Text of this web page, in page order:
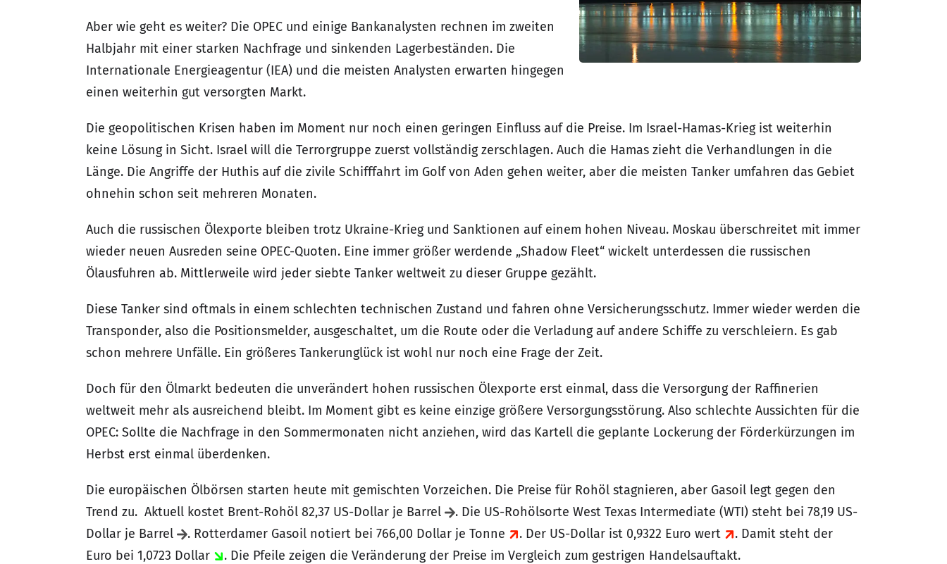
Aber wie geht es weiter? Die OPEC und einige Bankanalysten rechnen im zweiten
Halbjahr mit einer starken Nachfrage und sinkenden Lagerbeständen. Die
Internationale Energieagentur (IEA) und die meisten Analysten erwarten hingegen
einen weiterhin gut versorgten Markt.
Die geopolitischen Krisen haben im Moment nur noch einen geringen Einfluss auf die Preise. Im Israel-Hamas-Krieg ist weiterhin
keine Lösung in Sicht. Israel will die Terrorgruppe zuerst vollständig zerschlagen. Auch die Hamas zieht die Verhandlungen in die
Länge. Die Angriffe der Huthis auf die zivile Schifffahrt im Golf von Aden gehen weiter, aber die meisten Tanker umfahren das Gebiet
ohnehin schon seit mehreren Monaten.
Auch die russischen Ölexporte bleiben trotz Ukraine-Krieg und Sanktionen auf einem hohen Niveau. Moskau überschreitet mit immer
wieder neuen Ausreden seine OPEC-Quoten. Eine immer größer werdende „Shadow Fleet“ wickelt unterdessen die russischen
Ölausfuhren ab. Mittlerweile wird jeder siebte Tanker weltweit zu dieser Gruppe gezählt.
Diese Tanker sind oftmals in einem schlechten technischen Zustand und fahren ohne Versicherungsschutz. Immer wieder werden die
Transponder, also die Positionsmelder, ausgeschaltet, um die Route oder die Verladung auf andere Schiffe zu verschleiern. Es gab
schon mehrere Unfälle. Ein größeres Tankerunglück ist wohl nur noch eine Frage der Zeit.
Doch für den Ölmarkt bedeuten die unverändert hohen russischen Ölexporte erst einmal, dass die Versorgung der Raffinerien
weltweit mehr als ausreichend bleibt. Im Moment gibt es keine einzige größere Versorgungsstörung. Also schlechte Aussichten für die
OPEC: Sollte die Nachfrage in den Sommermonaten nicht anziehen, wird das Kartell die geplante Lockerung der Förderkürzungen im
Herbst erst einmal überdenken.
Die europäischen Ölbörsen starten heute mit gemischten Vorzeichen. Die Preise für Rohöl stagnieren, aber Gasoil legt gegen den
Trend zu. Aktuell kostet Brent-Rohöl 82,37 US-Dollar je Barrel
. Die US-Rohölsorte West Texas Intermediate (WTI) steht bei 78,19 US-
Dollar je Barrel
. Rotterdamer Gasoil notiert bei 766,00 Dollar je Tonne . Der US-Dollar ist 0,9322 Euro wert
. Damit steht der
Euro bei 1,0723 Dollar
. Die Pfeile zeigen die Veränderung der Preise im Vergleich zum gestrigen Handelsauftakt.